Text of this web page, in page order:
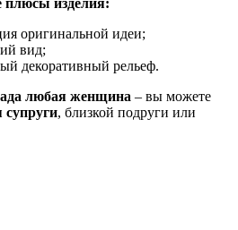
оригинальной идеи;
вид;
декоративный рельеф.
любая женщина – вы можете
супруги, близкой подруги или